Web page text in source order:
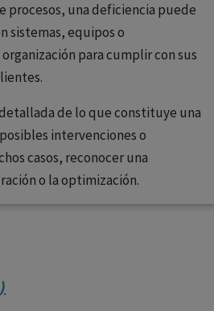
procesos, una deficiencia puede
sistemas, equipos o
para cumplir con sus
de lo que constituye una
intervenciones o
casos, reconocer una
o la optimización.